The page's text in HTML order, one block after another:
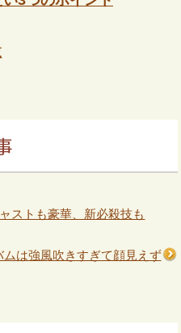
ストも豪華、新必殺技も
は強風吹きすぎて顔見えず